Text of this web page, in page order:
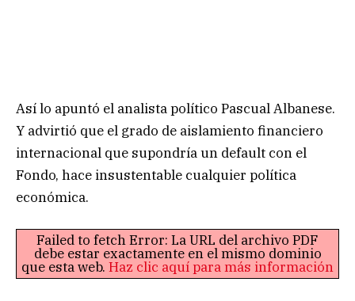
Así lo apuntó el analista político Pascual Albanese.
Y advirtió que el grado de aislamiento financiero
internacional que supondría un default con el
Fondo, hace insustentable cualquier política
económica.
Failed to fetch Error: La URL del archivo PDF
debe estar exactamente en el mismo dominio
que esta web. Haz clic aquí para más información